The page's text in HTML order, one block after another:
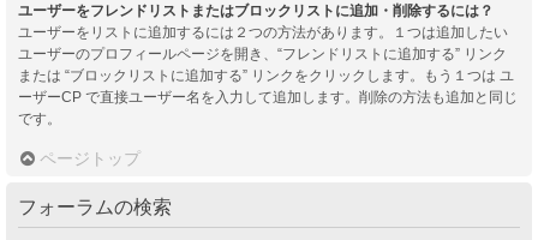
ユーザーをフレンドリストまたはブロックリストに追加・削除するには？
ユーザーをリストに追加するには２つの方法があります。１つは追加したい
ユーザーのプロフィールページを開き、“フレンドリストに追加する” リンク
または “ブロックリストに追加する” リンクをクリックします。もう１つは ユ
ーザーCP で直接ユーザー名を入力して追加します。削除の方法も追加と同じ
です。
ページトップ
フォーラムの検索